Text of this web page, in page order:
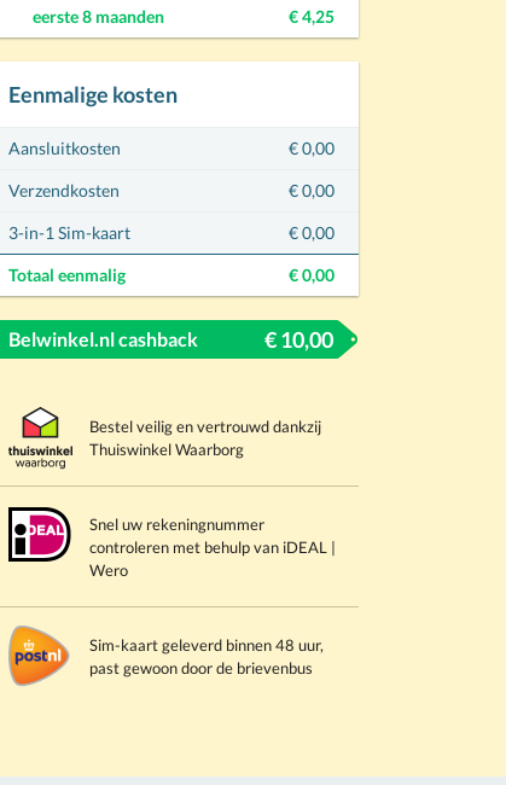
eerste 8 maanden € 4,25
Eenmalige kosten
Aansluitkosten € 0,00
Verzendkosten € 0,00
3-in-1 Sim-kaart € 0,00
Totaal eenmalig € 0,00
Belwinkel.nl cashback € 10,00
Bestel veilig en vertrouwd dankzij
ThuiswinkelWaarborg
Sneluw rekeningnummer
controleren met behulp van iDEAL |
Wero
Sim-kaartgeleverd binnen 48 uur,
pastgewoondoor de brievenbus